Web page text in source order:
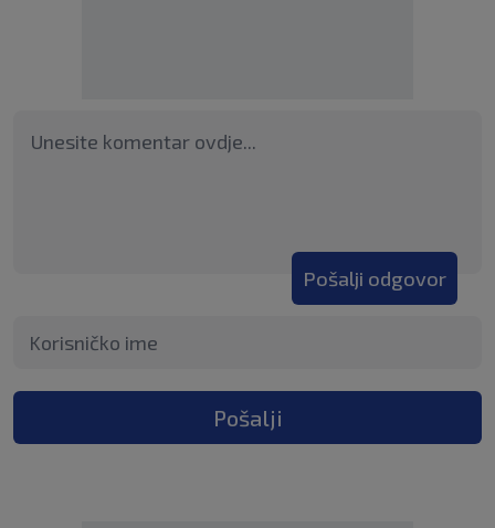
Pošalji odgovor
Pošalji